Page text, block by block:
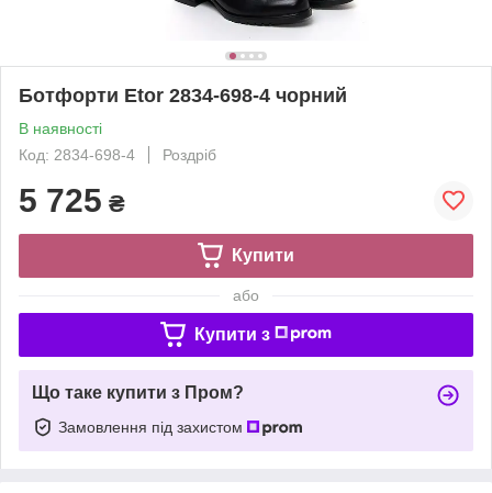
Ботфорти Etor 2834-698-4 чорний
В наявності
Код: 2834-698-4
Роздріб
5 725 ₴
Купити
або
Купити з
Що таке купити з Пром?
Замовлення під захистом